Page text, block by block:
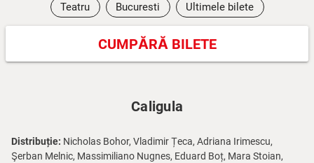
Teatru Bucuresti Ultimele bilete
CUMPĂRĂ BILETE
Caligula
Distribuție: Nicholas Bohor, Vladimir Țeca, Adriana Irimescu,
Şerban Melnic, Massimiliano Nugnes, Eduard Boț, Mara Stoian,